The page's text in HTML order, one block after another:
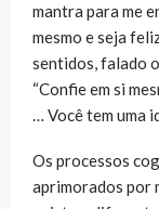
mantra para me
mesmo e seja
sentidos, falado
“Confie em si
… Você tem uma
Os processos
aprimorados por